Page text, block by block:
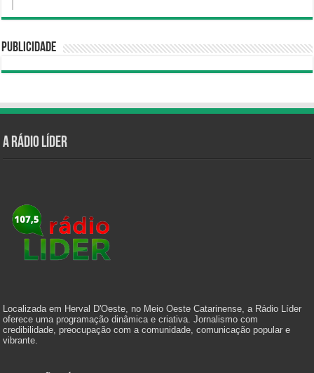
Publicidade
A Rádio Líder
Localizada em Herval D'Oeste, no Meio Oeste Catarinense, a Rádio Líder
oferece uma programação dinâmica e criativa. Jornalismo com
credibilidade, preocupação com a comunidade, comunicação popular e
vibrante.